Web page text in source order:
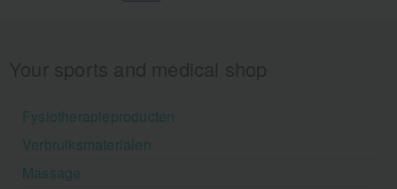
Fysiotherapieproducten
Verbruiksmaterialen
Massage